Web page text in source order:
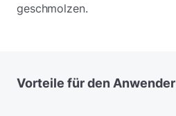
geschmolzen.
Vorteile fürden Anwender